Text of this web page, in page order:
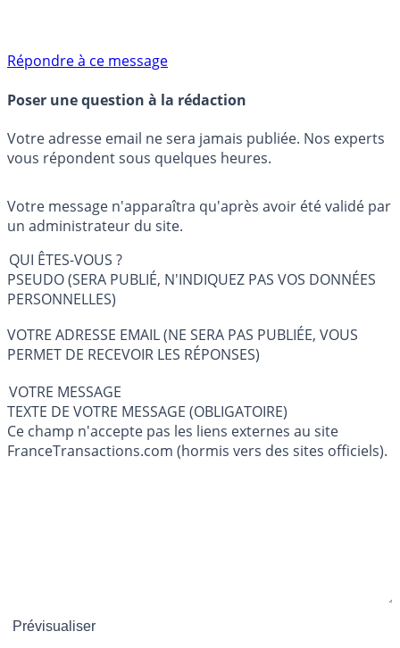
Répondre à ce message
Poser une question à la rédaction
Votre adresse email ne sera jamais publiée. Nos experts
vous répondent sous quelques heures.
Votre message n'apparaîtra qu'après avoir été validé par
un administrateur du site.
QUI ÊTES-VOUS ?
PSEUDO (SERA PUBLIÉ, N'INDIQUEZ PAS VOS DONNÉES
PERSONNELLES)
VOTRE ADRESSE EMAIL (NE SERA PAS PUBLIÉE, VOUS
PERMET DE RECEVOIR LES RÉPONSES)
VOTRE MESSAGE
TEXTE DE VOTRE MESSAGE (OBLIGATOIRE)
Ce champ n'accepte pas les liens externes au site
FranceTransactions.com (hormis vers des sites officiels).